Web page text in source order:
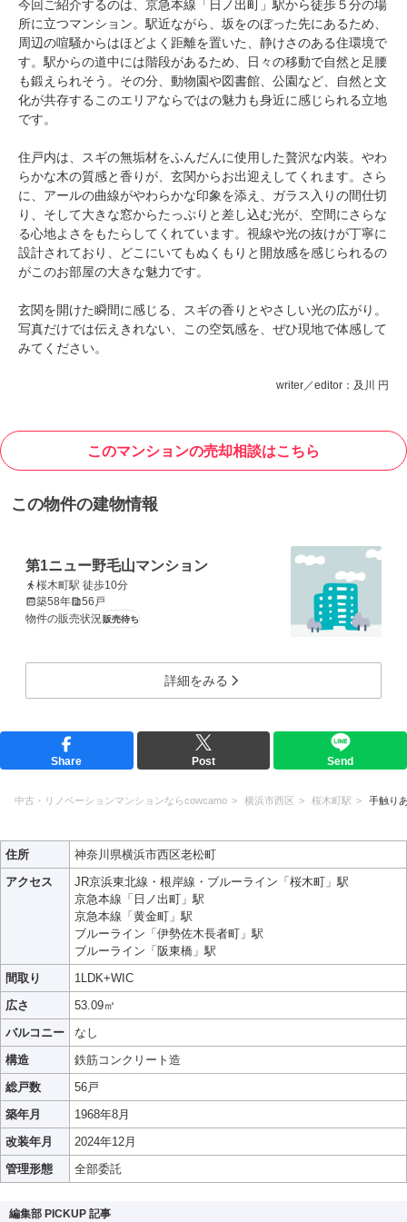
今回ご紹介するのは、京急本線「日ノ出町」駅から徒歩５分の場
所に立つマンション。駅近ながら、坂をのぼった先にあるため、
周辺の喧騒からはほどよく距離を置いた、静けさのある住環境で
す。駅からの道中には階段があるため、日々の移動で自然と足腰
も鍛えられそう。その分、動物園や図書館、公園など、自然と文
化が共存するこのエリアならではの魅力も身近に感じられる立地
です。
住戸内は、スギの無垢材をふんだんに使用した贅沢な内装。やわ
らかな木の質感と香りが、玄関からお出迎えしてくれます。さら
に、アールの曲線がやわらかな印象を添え、ガラス入りの間仕切
り、そして大きな窓からたっぷりと差し込む光が、空間にさらな
る心地よさをもたらしてくれています。視線や光の抜けが丁寧に
設計されており、どこにいてもぬくもりと開放感を感じられるの
がこのお部屋の大きな魅力です。
玄関を開けた瞬間に感じる、スギの香りとやさしい光の広がり。
写真だけでは伝えきれない、この空気感を、ぜひ現地で体感して
みてください。
writer／editor：及川 円
このマンションの売却相談はこちら
この物件の建物情報
第1ニュー野毛山マンション
桜木町駅 徒歩10分
築58年
56戸
物件の販売状況販売待ち
詳細をみる
Share Post Send
中古・リノベーションマンションならcowcamo 横浜市西区 桜木町駅 手触り
住所
神奈川県横浜市西区老松町
アクセス
JR京浜東北線・根岸線・ブルーライン「桜木町」駅
京急本線「日ノ出町」駅
京急本線「黄金町」駅
ブルーライン「伊勢佐木長者町」駅
ブルーライン「阪東橋」駅
間取り
1LDK+WIC
広さ
53.09㎡
バルコニー
なし
構造
鉄筋コンクリート造
総戸数
56戸
築年月
1968年8月
改装年月
2024年12月
管理形態
全部委託
編集部 PICKUP 記事